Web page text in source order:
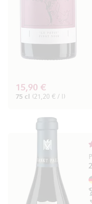
15,90 €
75 cl (21,20 € / l)